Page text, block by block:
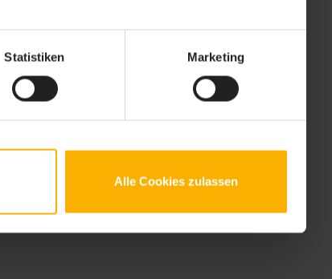
Statistiken Marketing
Alle Cookies zulassen